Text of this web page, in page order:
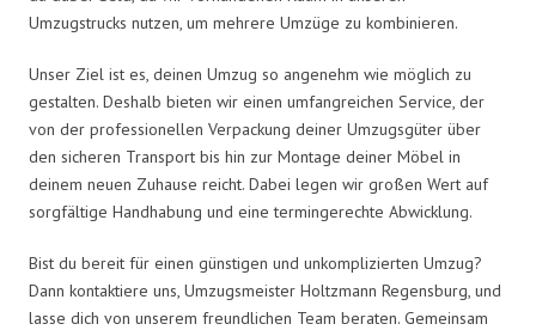
Umzugstrucks nutzen, um mehrere Umzüge zu kombinieren.
Unser Ziel ist es, deinen Umzug so angenehm wie möglich zu
gestalten. Deshalb bieten wir einen umfangreichen Service, der
von der professionellen Verpackung deiner Umzugsgüter über
den sicheren Transport bis hin zur Montage deiner Möbel in
deinem neuen Zuhause reicht. Dabei legen wir großen Wert auf
sorgfältige Handhabung und eine termingerechte Abwicklung.
Bist du bereit für einen günstigen und unkomplizierten Umzug?
Dann kontaktiere uns, Umzugsmeister Holtzmann Regensburg, und
lasse dich von unserem freundlichen Team beraten. Gemeinsam